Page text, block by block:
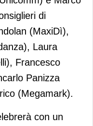
di
(MaxiDì),
Laura
Francesco
Panizza
(Megamark).
con un